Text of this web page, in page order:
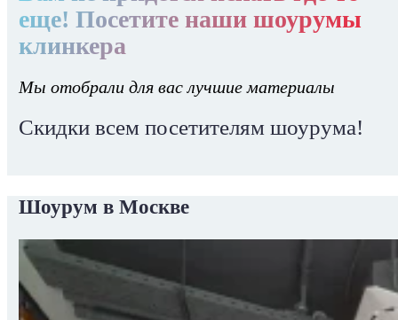
еще! Посетите наши шоурумы
клинкера
Мы отобрали для вас лучшие материалы
Скидки всем посетителям шоурума!
Шоурум в Москве